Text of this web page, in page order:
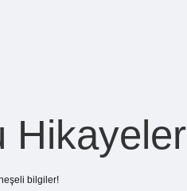
Hikayeler
bilgiler!